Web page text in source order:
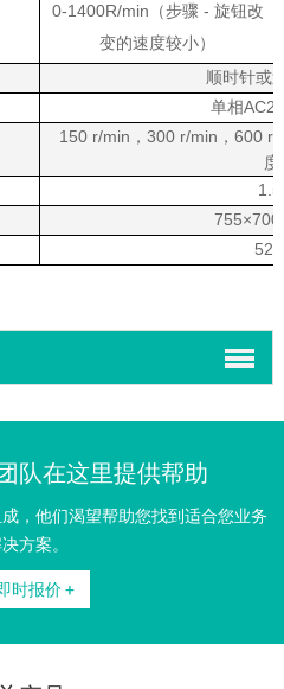
0-1400R/min（步骤 - 旋钮改
变的速度较小）
顺时针或
单相
150 r/min，300 r/min，600
52
队在这里提供帮助
，他们渴望帮助您找到适合您业务
方案。
时报价 +